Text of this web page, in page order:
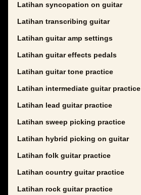
Latihan syncopation on guitar
Latihan transcribing guitar
Latihan guitar amp settings
Latihan guitar effects pedals
Latihan guitar tone practice
Latihan intermediate guitar practice
Latihan lead guitar practice
Latihan sweep picking practice
Latihan hybrid picking on guitar
Latihan folk guitar practice
Latihan country guitar practice
Latihan rock guitar practice